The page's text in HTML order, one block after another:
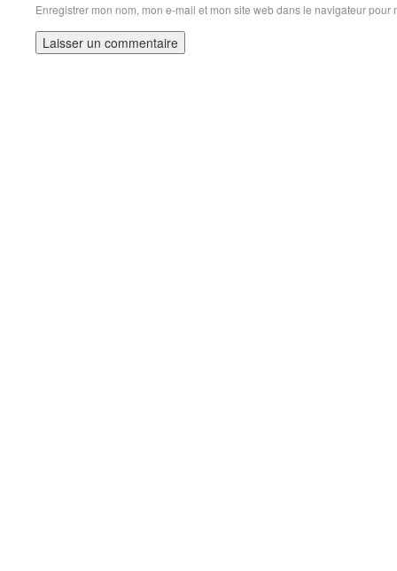
Enregistrer mon nom, mon e-mail et mon site web dans le navigateur pour